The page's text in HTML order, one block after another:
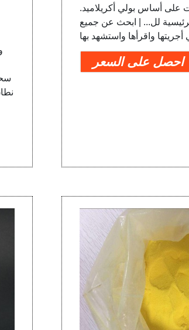
على أساس بولي أكريلاميد.
لل... | ابحث عن جميع
أجريتها واقرأها واستشهد بها
احصل على السعر